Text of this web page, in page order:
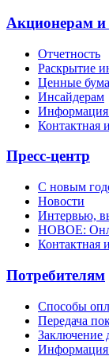
Акционерам и
Отчетность
Раскрытие
Ценные
Инсайдерам
Информация
Контактная
Пресс-центр
С новым
Новости
Интервью,
НОВОЕ:
Контактная
Потребителям
Способы
Передача
Заключение